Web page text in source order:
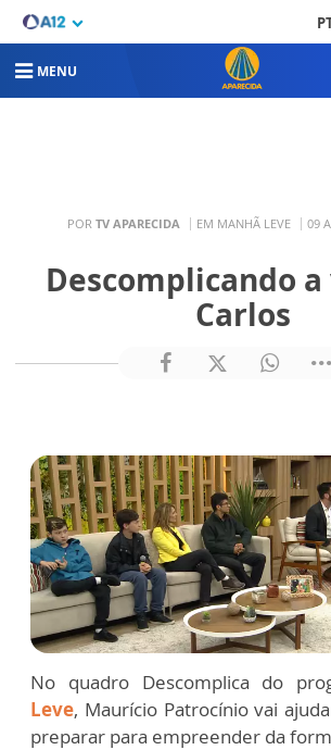
MENU
POR TV APARECIDA EM MANHÃ LEVE 09
Descomplicando
Carlos
No quadro Descomplica do
Leve, Maurício Patrocínio vai
preparar para empreender da